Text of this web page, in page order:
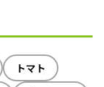
トマト